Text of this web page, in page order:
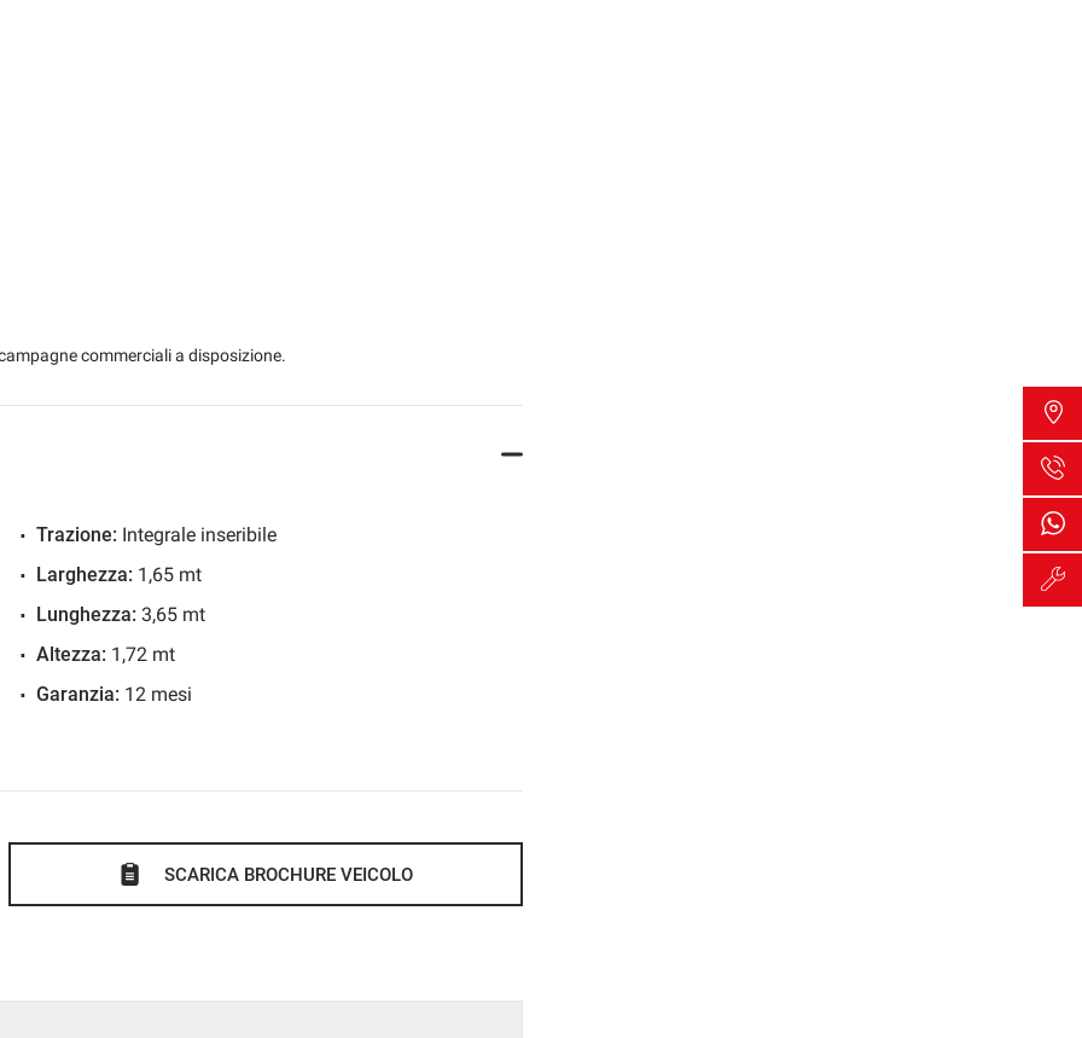
reale: WWW.AUTOMOBILIPERRONE.IT
ai nostri clienti!!
per venire incontro alle vostre esigenze;
ottenere l'agevolazione dell'IVA al 4% a portatori di
E GARANTITO.
commerciali a disposizione.
Trazione: Integrale inseribile
Larghezza: 1,65 mt
Lunghezza: 3,65 mt
Altezza: 1,72 mt
Garanzia: 12 mesi
SCARICA BROCHURE VEICOLO